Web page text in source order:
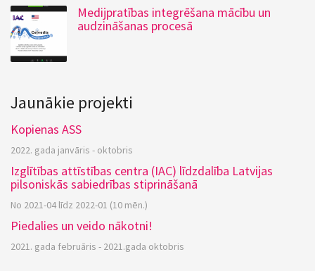
Medijpratības integrēšana mācību un
audzināšanas procesā
Jaunākie projekti
Kopienas ASS
2022. gada janvāris - oktobris
Izglītības attīstības centra (IAC) līdzdalība Latvijas
pilsoniskās sabiedrības stiprināšanā
No 2021-04 līdz 2022-01 (10 mēn.)
Piedalies un veido nākotni!
2021. gada februāris - 2021.gada oktobris